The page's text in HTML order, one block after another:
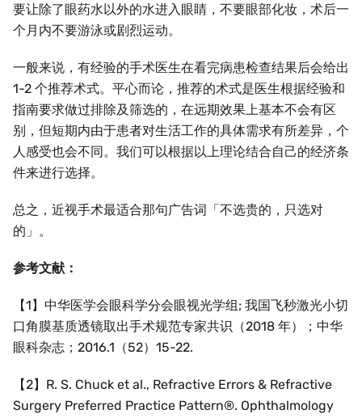
要让除了眼药水以外的水进入眼睛，不要眼部化妆，术后一
个月内不要游泳或剧烈运动。
一般来说，有经验的手术医生在看完病患检查结果后会给出
1-2 个推荐术式。平心而论，推荐的术式是医生根据经验和
指南要求做过排除及筛选的，在远期效果上基本不会有区
别，但短期内由于患者对生活工作的具体需求有所差异，个
人感受也会不同。我们可以根据以上理论结合自己的经济条
件来进行选择。
总之，近视手术最适合那句广告词「不选贵的，只选对
的」。
参考文献：
【1】中华医学会眼科学分会眼视光学组; 我国飞秒激光小切
口角膜基质透镜取出手术规范专家共识（2018 年）；中华
眼科杂志；2016.1（52）15-22.
【2】R. S. Chuck et al., Refractive Errors & Refractive
Surgery Preferred Practice Pattern®. Ophthalmology